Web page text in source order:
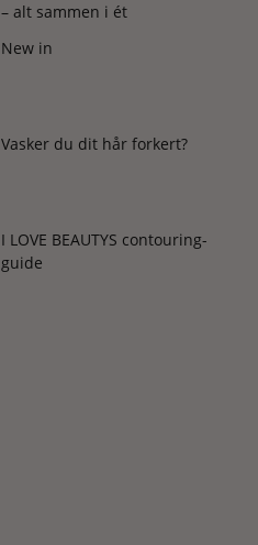
– alt sammen i ét
New in
Vasker du dit hår forkert?
I LOVE BEAUTYS contouring-
guide